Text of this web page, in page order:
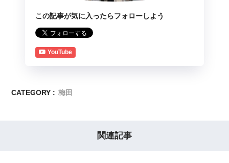
この記事が気に入ったらフォローしよう
YouTube
CATEGORY : 梅田
関連記事